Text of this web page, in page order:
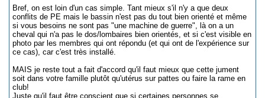
Bref, on est loin d'un cas simple. Tant mieux s'il n'y a que deux
conflits de PE mais le bassin n'est pas du tout bien orienté et même
si vous besoins ne sont pas "une machine de guerre", là on a un
cheval qui n'a pas le dos/lombaires bien orientés, et si c'est visible en
photo par les membres qui ont répondu (et qui ont de l'expérience sur
ce cas), car c'est très installé.
MAIS je reste tout a fait d'accord qu'il faut mieux que cette jument
soit dans votre famille plutôt qu'utérus sur pattes ou faire la rame en
club!
Juste qu'il faut être conscient que si certaines personnes se